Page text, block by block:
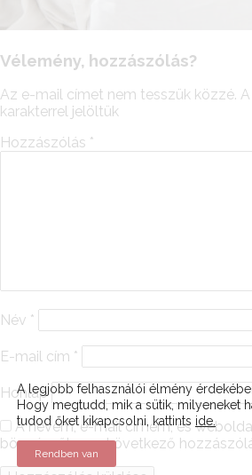
Vélemény, hozzászólás?
Az e-mail címet nem tesszük közzé.
karakterrel jelöltük
Hozzászólás *
Név *
E-mail cím *
Honlap
A nevem, e-mail címem, és
böngészőben a következő
A legjobb felhasználói élmény
Hogy megtudd, mik a sütik, milyeneket
tudod őket kikapcsolni, kattints ide.
Rendben van